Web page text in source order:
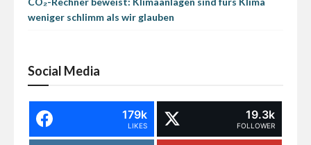
weniger schlimm als wir glauben
Social Media
179k
LIKES
19.3k
FOLLOWER